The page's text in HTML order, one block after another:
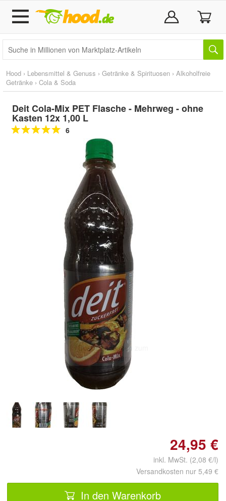
Hood › Lebensmittel & Genuss › Getränke & Spirituosen › Alkoholfreie
Getränke › Cola & Soda
Deit Cola-Mix PET Flasche - Mehrweg - ohne
Kasten 12x 1,00 L
6
Doppelt antippen zum
vergrößern
24,95 €
inkl. MwSt. (2,08 €/l)
Versandkosten nur 5,49 €
In den Warenkorb